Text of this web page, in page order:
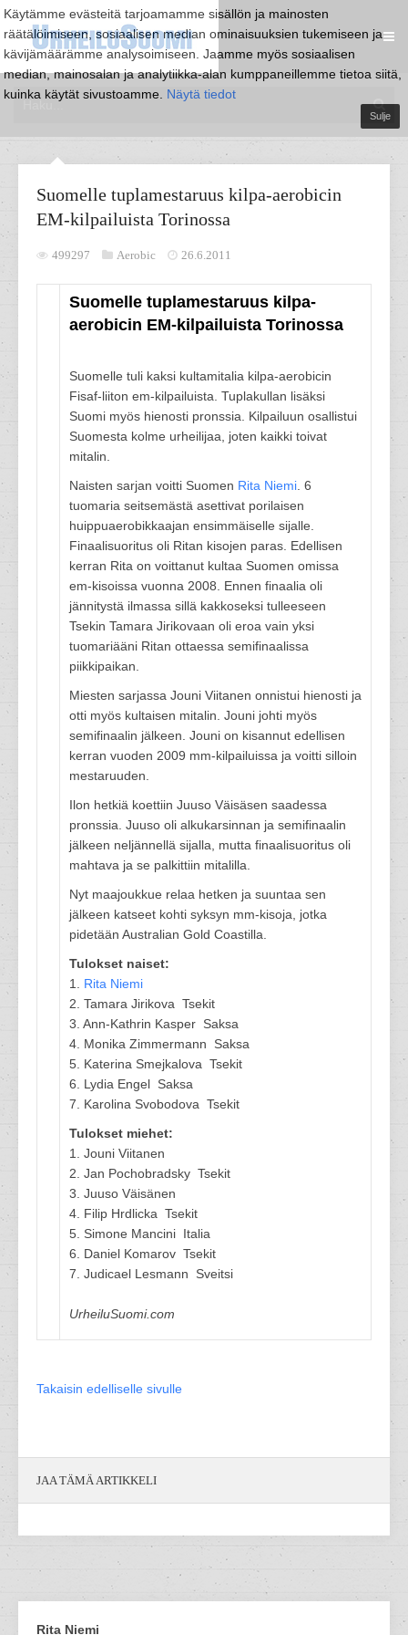
Käytämme evästeitä tarjoamamme sisällön ja mainosten
räätälöimiseen, sosiaalisen median ominaisuuksien tukemiseen ja
kävijämäärämme analysoimiseen. Jaamme myös sosiaalisen
median, mainosalan ja analytiikka-alan kumppaneillemme tietoa siitä,
kuinka käytät sivustoamme. Näytä tiedot
Sulje
Suomelle tuplamestaruus kilpa-aerobicin
EM-kilpailuista Torinossa
499297 Aerobic 26.6.2011
Suomelle tuplamestaruus kilpa-
aerobicin EM-kilpailuista Torinossa
Suomelle tuli kaksi kultamitalia kilpa-aerobicin
Fisaf-liiton em-kilpailuista. Tuplakullan lisäksi
Suomi myös hienosti pronssia. Kilpailuun osallistui
Suomesta kolme urheilijaa, joten kaikki toivat
mitalin.
Naisten sarjan voitti Suomen Rita Niemi . 6
tuomaria seitsemästä asettivat porilaisen
huippuaerobikkaajan ensimmäiselle sijalle.
Finaalisuoritus oli Ritan kisojen paras. Edellisen
kerran Rita on voittanut kultaa Suomen omissa
em-kisoissa vuonna 2008. Ennen finaalia oli
jännitystä ilmassa sillä kakkoseksi tulleeseen
Tsekin Tamara Jirikovaan oli eroa vain yksi
tuomariääni Ritan ottaessa semifinaalissa
piikkipaikan.
Miesten sarjassa Jouni Viitanen onnistui hienosti ja
otti myös kultaisen mitalin. Jouni johti myös
semifinaalin jälkeen. Jouni on kisannut edellisen
kerran vuoden 2009 mm-kilpailuissa ja voitti silloin
mestaruuden.
Ilon hetkiä koettiin Juuso Väisäsen saadessa
pronssia. Juuso oli alkukarsinnan ja semifinaalin
jälkeen neljännellä sijalla, mutta finaalisuoritus oli
mahtava ja se palkittiin mitalilla.
Nyt maajoukkue relaa hetken ja suuntaa sen
jälkeen katseet kohti syksyn mm-kisoja, jotka
pidetään Australian Gold Coastilla.
Tulokset naiset:
1. Rita Niemi
2. Tamara Jirikova Tsekit
3. Ann-Kathrin Kasper Saksa
4. Monika Zimmermann Saksa
5. Katerina Smejkalova Tsekit
6. Lydia Engel Saksa
7. Karolina Svobodova Tsekit
Tulokset miehet:
1. Jouni Viitanen
2. Jan Pochobradsky Tsekit
3. Juuso Väisänen
4. Filip Hrdlicka Tsekit
5. Simone Mancini Italia
6. Daniel Komarov Tsekit
7. Judicael Lesmann Sveitsi
UrheiluSuomi.com
Takaisin edelliselle sivulle
JAA TÄMÄ ARTIKKELI
Rita Niemi